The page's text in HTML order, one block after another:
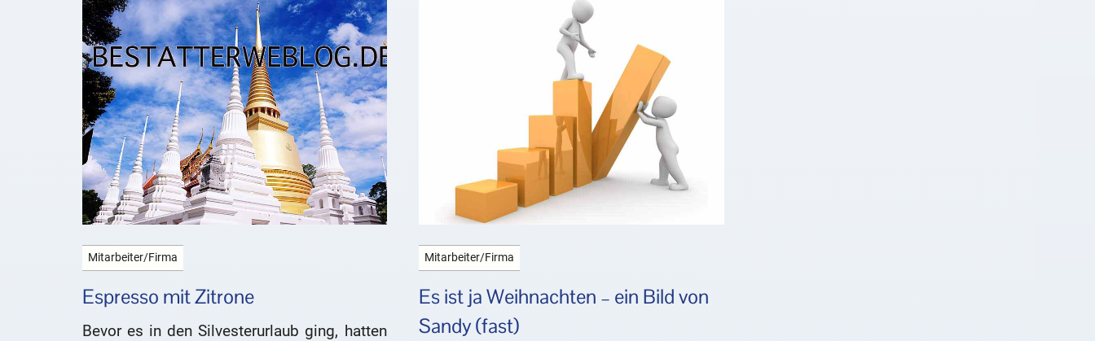
Mitarbeiter/Firma
Espresso mit Zitrone
Bevor es in den Silvesterurlaub ging, hatten
Mitarbeiter/Firma
Es ist ja Weihnachten – ein Bild von
Sandy (fast)